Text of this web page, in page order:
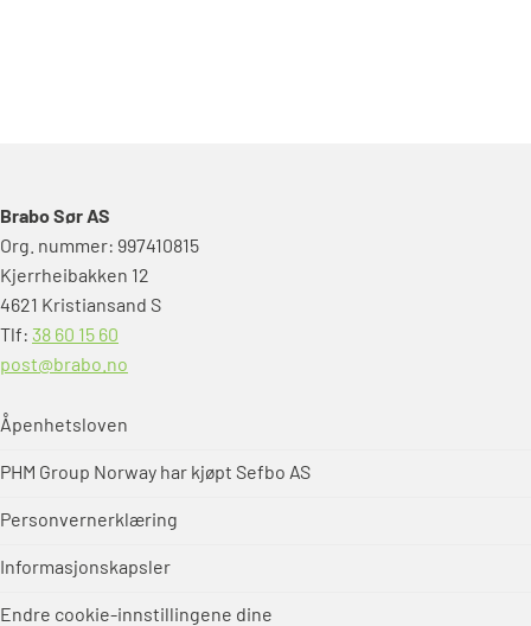
Brabo Sør AS
Org. nummer: 997410815
Kjerrheibakken 12
4621 Kristiansand S
Tlf: 38 60 15 60
post@brabo.no
Åpenhetsloven
PHM Group Norway har kjøpt Sefbo AS
Personvernerklæring
Informasjonskapsler
Endre cookie-innstillingene dine